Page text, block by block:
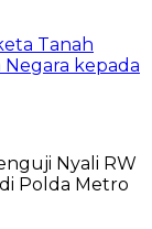
Tanah
kepada